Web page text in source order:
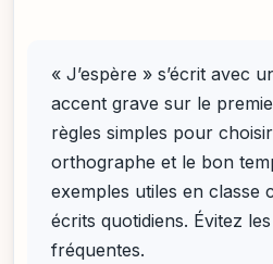
« J’espère » s’écrit avec
accent grave sur le
règles simples pour
orthographe et le bon
exemples utiles en classe
écrits quotidiens. Évitez
fréquentes.